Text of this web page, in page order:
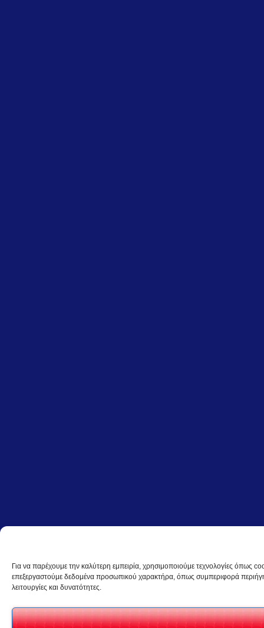
Για να παρέχουμε την καλύτερη εμπειρία, χρησιμοποιούμε τεχνολογίες όπως
επεξεργαστούμε δεδομένα προσωπικού χαρακτήρα, όπως συμπεριφορά
λειτουργίες και δυνατότητες.